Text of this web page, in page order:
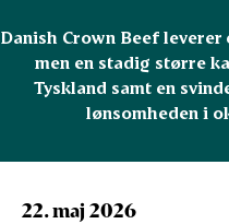
Danish Crown Beef
men en stadig større
Tyskland samt en
lønsomheden i
22. maj 2026